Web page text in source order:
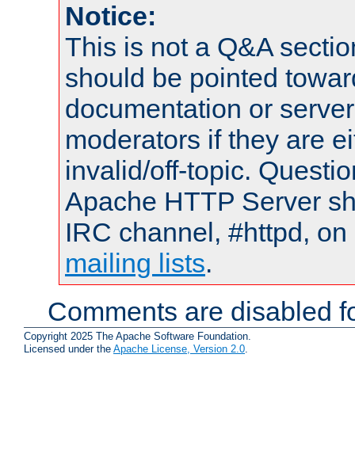
Notice:
This is not a Q&A
should be pointed
documentation or
moderators if they are
invalid/off-topic.
Apache HTTP Server
IRC channel, #httpd,
mailing lists.
Comments are disabled
Copyright 2025 The Apache Software Foundation.
Licensed under the Apache License, Version 2.0.